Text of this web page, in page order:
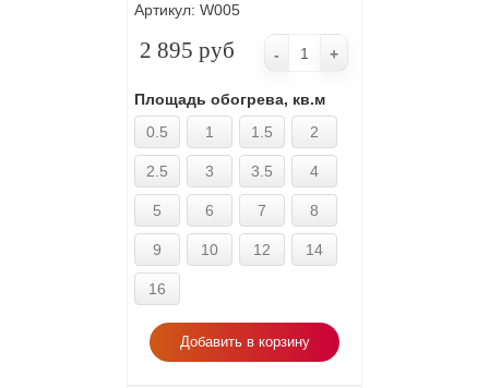
Артикул: W005
2 895 руб
Площадь обогрева, кв.м
0.5
1 1.5 2
2.5 3 3.5 4
5 6 7 8
9 10 12 14
16
- +
Добавить в корзину